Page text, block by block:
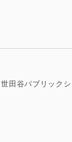
田谷パブリック